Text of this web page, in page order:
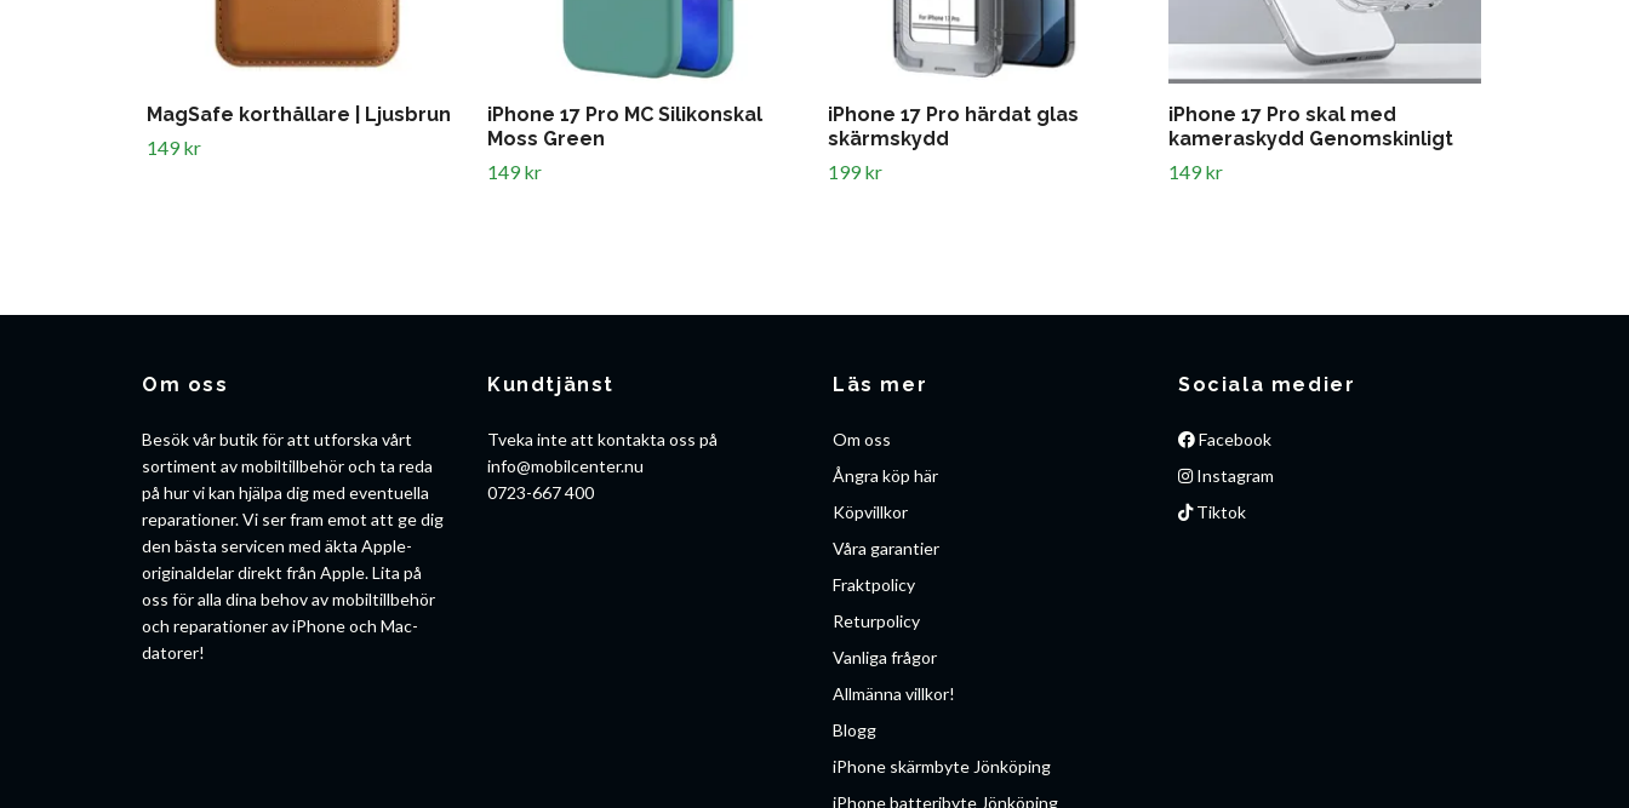
MagSafe korthållare | Ljusbrun
149 kr
iPhone 17 Pro MC Silikonskal
Moss Green
149 kr
iPhone 17 Pro härdat glas
skärmskydd
199 kr
iPhone 17 Pro skal med
kameraskydd Genomskinligt
149 kr
Om oss
Besök vår butik för att utforska vårt
sortiment av mobiltillbehör och ta reda
på hur vi kan hjälpa dig med eventuella
reparationer. Vi ser fram emot att ge dig
den bästa servicen med äkta Apple-
originaldelar direkt från Apple. Lita på
oss för alla dina behov av mobiltillbehör
och reparationer av iPhone och Mac-
datorer!
Kundtjänst
Tveka inte att kontakta oss på
info@mobilcenter.nu
0723-667 400
Läs mer
Om oss
Ångra köp här
Köpvillkor
Våra garantier
Fraktpolicy
Returpolicy
Vanliga frågor
Allmänna villkor!
Blogg
iPhone skärmbyte Jönköping
iPhone batteribyte Jönköping
Sociala medier
Facebook
Instagram
Tiktok